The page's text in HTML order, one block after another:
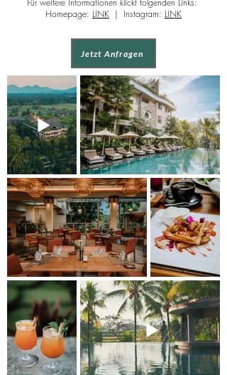
Für weitere Informationen klickt folgenden Links:
Homepage: LINK | Instagram: LINK
Jetzt Anfragen